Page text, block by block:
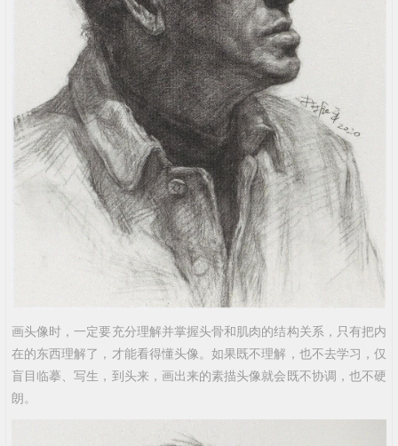
画头像时，一定要充分理解并掌握头骨和肌肉的结构关系，只有把内
在的东西理解了，才能看得懂头像。如果既不理解，也不去学习，仅
盲目临摹、写生，到头来，画出来的素描头像就会既不协调，也不硬
朗。